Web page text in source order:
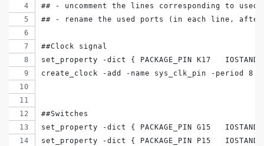
## - uncomment the lines corresponding to used
## - rename the used ports (in each line,
##Clock signal
set_property -dict { PACKAGE_PIN K17
create_clock -add -name sys_clk_pin -period
##Switches
set_property -dict { PACKAGE_PIN G15
set_property -dict { PACKAGE_PIN P15